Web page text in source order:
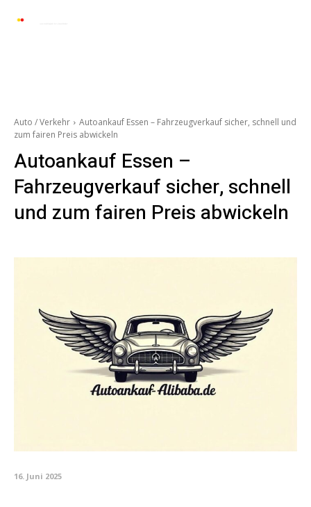
Auto / Verkehr
Autoankauf Essen – Fahrzeugverkauf sicher, schnell und
zum fairen Preis abwickeln
Autoankauf Essen –
Fahrzeugverkauf sicher, schnell
und zum fairen Preis abwickeln
16. Juni 2025